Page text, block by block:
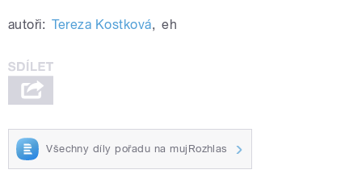
autoři: Tereza Kostková, eh
Všechny díly pořadu na mujRozhlas